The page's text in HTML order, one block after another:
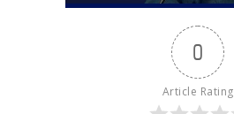
0
Article Rating